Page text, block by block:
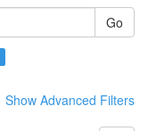
Go
Show Advanced Filters